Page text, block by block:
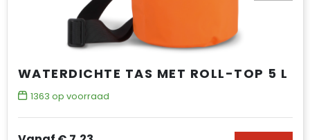
WATERDICHTE TAS MET ROLL-TOP 5 L
1363 op voorraad